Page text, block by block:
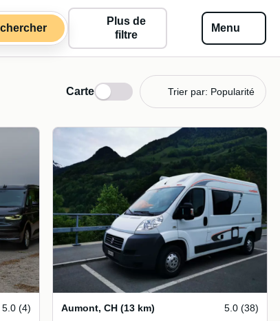
Plus de
filtre
Menu
Carte Trier par: Popularité
5.0 (4) Aumont, CH (13 km) 5.0 (38)